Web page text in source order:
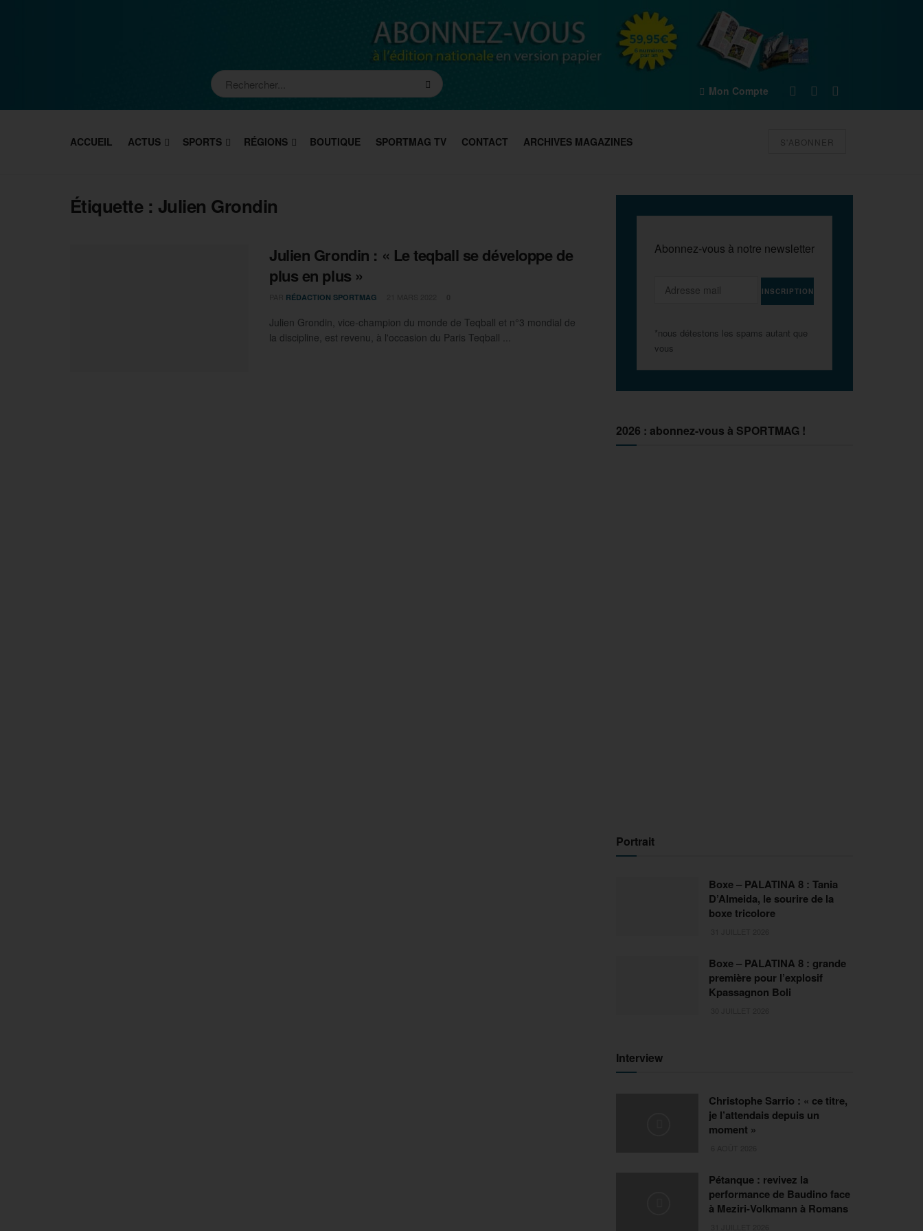
Mon Compte
ACCUEIL ACTUS SPORTS RÉGIONS BOUTIQUE SPORTMAG TV CONTACT ARCHIVES MAGAZINES S'ABONNER
Étiquette : Julien Grondin
Julien Grondin : « Le teqball se développe de
plus en plus »
RÉDACTION SPORTMAG
Julien Grondin, vice-champion du monde de Teqball et n°3 mondial de
la discipline, est revenu, à l'occasion du Paris Teqball ...
Abonnez-vous à notre newsletter
*nous détestons les spams autant que
vous
2026 : abonnez-vous à SPORTMAG !
Portrait
Boxe – PALATINA 8 : Tania
D’Almeida, le sourire de la
boxe tricolore
Boxe – PALATINA 8 : grande
première pour l’explosif
Kpassagnon Boli
Interview
Christophe Sarrio : « ce titre,
je l’attendais depuis un
moment »
Pétanque : revivez la
performance de Baudino face
à Meziri-Volkmann à Romans